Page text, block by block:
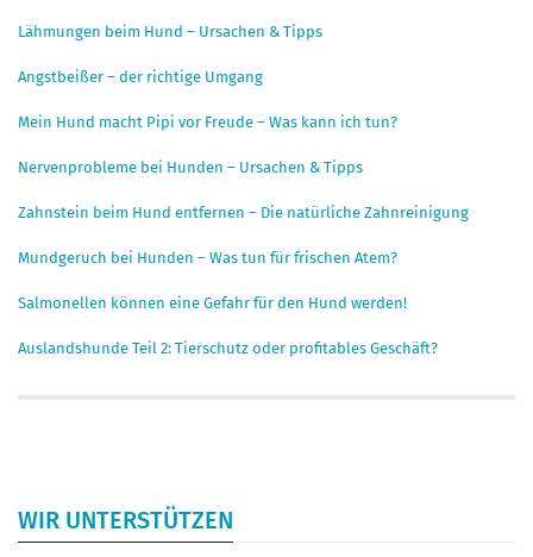
Lähmungen beim Hund – Ursachen & Tipps
Angstbeißer – der richtige Umgang
Mein Hund macht Pipi vor Freude – Was kann ich tun?
Nervenprobleme bei Hunden – Ursachen & Tipps
Zahnstein beim Hund entfernen – Die natürliche Zahnreinigung
Mundgeruch bei Hunden – Was tun für frischen Atem?
Salmonellen können eine Gefahr für den Hund werden!
Auslandshunde Teil 2: Tierschutz oder profitables Geschäft?
WIR UNTERSTÜTZEN